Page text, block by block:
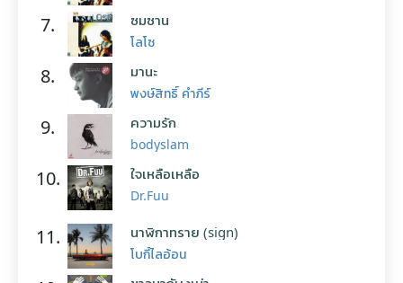
7. ซมซาน
โลโซ
8. มานะ
พงษ์สิทธิ์ คำภีร์
9. ความรัก
bodyslam
10. ใจเหลือเหลือ
Dr.Fuu
11. นาฬิกาทราย (sign)
โบกี้ไลอ้อน